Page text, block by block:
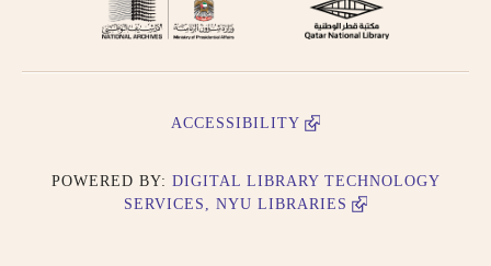
ACCESSIBILITY
POWERED BY: DIGITAL LIBRARY TECHNOLOGY
SERVICES, NYU LIBRARIES